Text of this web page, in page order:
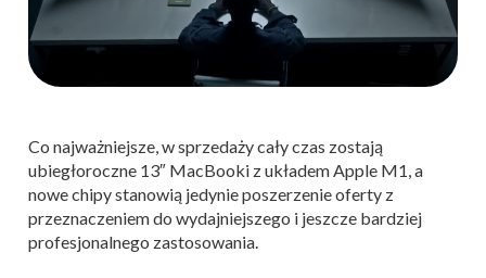
Co najważniejsze, w sprzedaży cały czas zostają
ubiegłoroczne 13″ MacBooki z układem Apple M1, a
nowe chipy stanowią jedynie poszerzenie oferty z
przeznaczeniem do wydajniejszego i jeszcze bardziej
profesjonalnego zastosowania.